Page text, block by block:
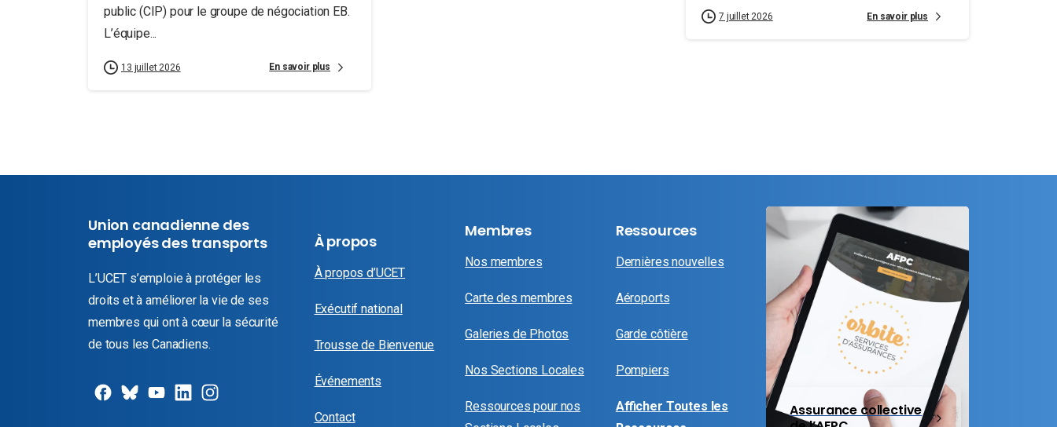
public (CIP) pour le groupe de négociation EB.
L’équipe...
13 juillet 2026 En savoir plus
7 juillet 2026 En savoir plus
Union canadienne des
employés des transports
L’UCET s’emploie à protéger les
droits et à améliorer la vie de ses
membres qui ont à cœur la sécurité
de tous les Canadiens.
À propos
À propos d’UCET
Exécutif national
Trousse de Bienvenue
Événements
Contact
Membres
Nos membres
Carte des membres
Galeries de Photos
Nos Sections Locales
Ressources pour nos
Ressources
Dernières nouvelles
Aéroports
Garde côtière
Pompiers
Afficher Toutes les
Assurance collective